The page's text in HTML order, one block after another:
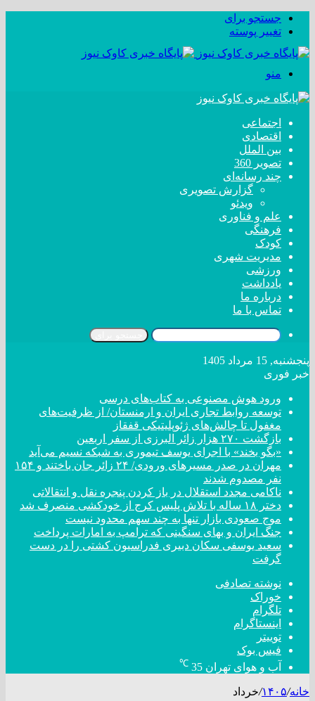
جستجو برای
تغییر پوسته
منو
اجتماعی
اقتصادی
بین الملل
تصویر 360
چند رسانه‌ای
گزارش تصویری
ویدئو
علم و فناوری
فرهنگی
کودک
مدیریت شهری
ورزشی
یادداشت
درباره ما
تماس با ما
پنجشنبه, 15 مرداد 1405
خبر فوری
ورود هوش مصنوعی به کتاب‌های درسی
توسعه روابط تجاری ایران و ارمنستان/ از ظرفیت‌های
مغفول تا چالش‌های ژئوپلیتیکی قفقاز
بازگشت ۲۷۰ هزار زائر البرزی از سفر اربعین
«بگو بخند» با اجرای یوسف تیموری به شبکه نسیم می‌آید
مهران در صدر مسیر‌های ورودی/ ۲۴ زائر جان باختند و ۱۵۴
نفر مصدوم شدند
ناکامی مجدد استقلال در باز کردن پنجره نقل و انتقالاتی
دختر ‌۱۸‌ ‌ساله‌ با تلاش پلیس کرج از خودکشی منصرف شد
موج صعودی بازار تنها به چند سهم محدود نیست
جنگ ایران و بهای سنگینی که ترامپ به امارات پرداخت
سعید یوسفی سکان دبیری فدراسیون کشتی را در دست
گرفت
نوشته تصادفی
خوراک
تلگرام
اینستاگرام
توییتر
فیس بوک
آب و هوای تهران 35
℃
خانه/۱۴۰۵/خرداد